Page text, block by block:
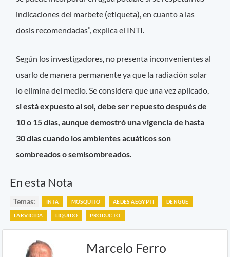
indicaciones del marbete (etiqueta), en cuanto a las
dosis recomendadas”, explica el INTI.
Según los investigadores, no presenta inconvenientes al
usarlo de manera permanente ya que la radiación solar
lo elimina del medio. Se considera que una vez aplicado,
si está expuesto al sol, debe ser repuesto después de
10 o 15 días, aunque demostró una vigencia de hasta
30 días cuando los ambientes acuáticos son
sombreados o semisombreados.
En esta Nota
Temas: INTA MOSQUITO AEDES AEGYPTI DENGUE
LARVICIDA LIQUIDO PRODUCTO
Marcelo Ferro